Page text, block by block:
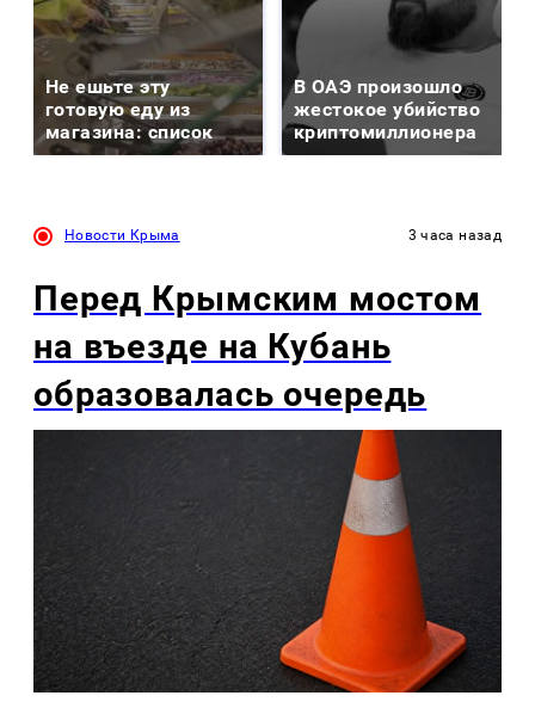
Не ешьте эту
готовую еду из
магазина: список
В ОАЭ произошло
жестокое убийство
криптомиллионера
Новости Крыма 3 часа назад
Перед Крымским мостом
на въезде на Кубань
образовалась очередь